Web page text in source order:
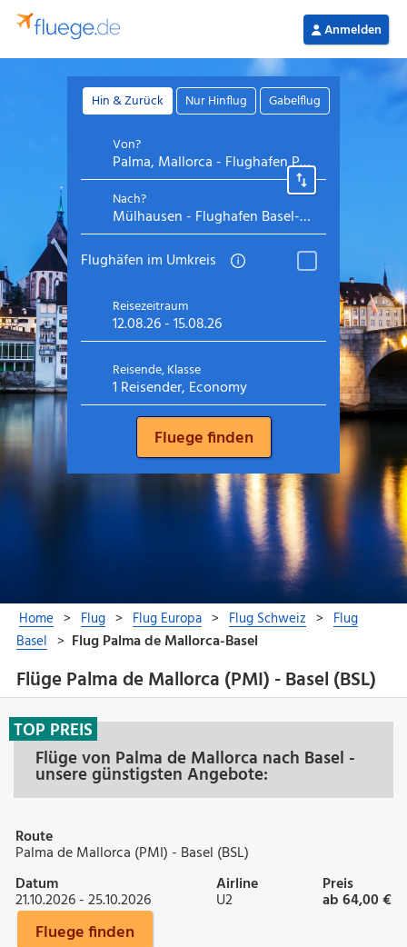
Flüge Palma de Mallorca (PMI) - Basel (BSL)
Flüge von Palma de Mallorca nach Basel -
unsere günstigsten Angebote:
TOP PREIS
Route
Palma de Mallorca (PMI) - Basel (BSL)
Datum
21.10.2026 - 25.10.2026
Airline
U2
Preis
ab 64,00 €
Fluege finden